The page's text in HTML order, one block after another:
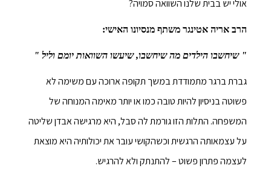
אולי יש בבית שלנו השוואה סמויה?
הרב אריה אטינגר משתף מנסיונו האישי:
" שיחשבו הילדים מה שיחשבו, שיעשו השוואות יומם וליל "
גברת ברגר מתמודדת במשך תקופה ארוכה עם משימה לא
פשוטה בניסיון להיות טובה כמו או יותר מאימה המנוחה של
המשפחה. התלות הזו גורמת לה סבל, היא מרגישה אבדן שליטה
על עצמאותה הרגשית וכשהקושי עובר את יכולותיה היא מוצאת
לעצמה פתרון פשוט – להתנתק ולא להרגיש.